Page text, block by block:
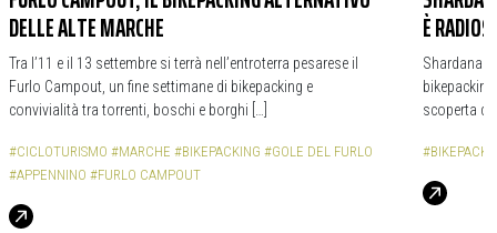
DELLE ALTE MARCHE
Tra l’11 e il 13 settembre si terrà nell’entroterra pesarese il
Furlo Campout, un fine settimane di bikepacking e
convivialità tra torrenti, boschi e borghi […]
#CICLOTURISMO #MARCHE #BIKEPACKING #GOLE DEL FURLO
#APPENNINO #FURLO CAMPOUT
È
Shardana
scoperta